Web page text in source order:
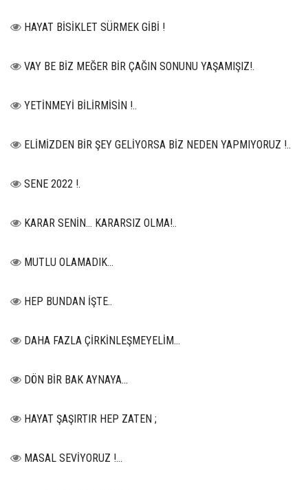
HAYAT BİSİKLET SÜRMEK GİBİ !
VAY BE BİZ MEĞER BİR ÇAĞIN SONUNU YAŞAMIŞIZ!.
YETİNMEYİ BİLİRMİSİN !..
ELİMİZDEN BİR ŞEY GELİYORSA BİZ NEDEN YAPMIYORUZ !..
SENE 2022 !.
KARAR SENİN… KARARSIZ OLMA!..
MUTLU OLAMADIK…
HEP BUNDAN İŞTE..
DAHA FAZLA ÇİRKİNLEŞMEYELİM…
DÖN BİR BAK AYNAYA...
HAYAT ŞAŞIRTIR HEP ZATEN ;
MASAL SEVİYORUZ !...